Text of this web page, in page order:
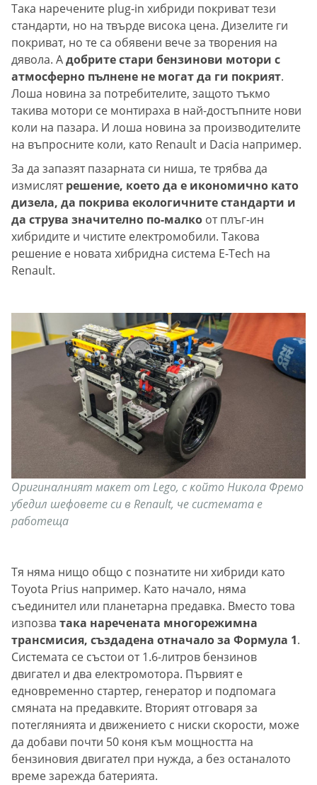
Така наречените plug-in хибриди покриват тези
стандарти, но на твърде висока цена. Дизелите ги
покриват, но те са обявени вече за творения на
дявола. Адобрите стари бензинови мотори с
атмосферно пълнене не могат да ги покрият.
Лоша новина за потребителите, защото тъкмо
такива мотори се монтираха в най-достъпните нови
коли на пазара. И лоша новина за производителите
на въпросните коли, като Renault и Dacia например.
За да запазят пазарната си ниша, те трябва да
измислятрешение, което да е икономично като
дизела, да покрива екологичните стандарти и
да струва значително по-малко от плъг-ин
хибридите и чистите електромобили. Такова
решение е новата хибридна система E-Tech на
Renault.
Оригиналният макет от Lego, с който Никола Фремо
убедил шефовете си в Renault, че системата е
работеща
Тя няма нищо общо с познатите ни хибриди като
Toyota Prius например. Като начало, няма
съединител или планетарна предавка. Вместо това
изпозва така наречената многорежимна
трансмисия, създадена отначало за Формула 1.
Системата се състои от 1.6-литров бензинов
двигател и два електромотора. Първият е
едновременно стартер, генератор и подпомага
смяната на предавките. Вторият отговаря за
потеглянията и движението с ниски скорости, може
да добави почти 50 коня към мощността на
бензиновия двигател при нужда, а без останалото
време зарежда батерията.